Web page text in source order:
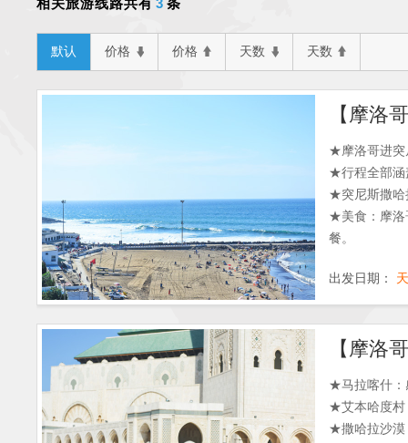
相关旅游线路共有 3 条
默认 价格 价格 天数 天数
出发日期：
★摩洛哥进突
★行程全部涵
★突尼斯撒哈
★美食：摩洛
餐。
★马拉喀什：
★艾本哈度村
★撒哈拉沙漠